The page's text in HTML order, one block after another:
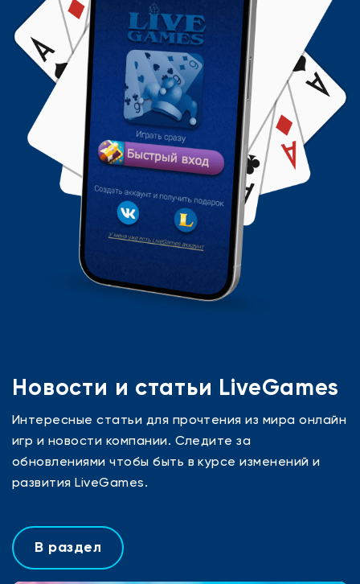
Новости и статьи LiveGames
Интересные статьи для прочтения из мира онлайн
игр и новости компании. Следите за
обновлениями чтобы быть в курсе изменений и
развития LiveGames.
В раздел